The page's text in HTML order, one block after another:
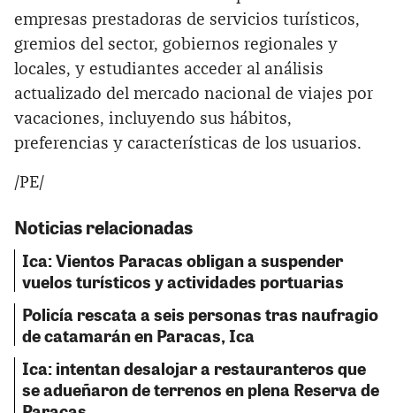
empresas prestadoras de servicios turísticos,
gremios del sector, gobiernos regionales y
locales, y estudiantes acceder al análisis
actualizado del mercado nacional de viajes por
vacaciones, incluyendo sus hábitos,
preferencias y características de los usuarios.
/PE/
Noticias relacionadas
Ica: Vientos Paracas obligan a suspender
vuelos turísticos y actividades portuarias
Policía rescata a seis personas tras naufragio
de catamarán en Paracas, Ica
Ica: intentan desalojar a restauranteros que
se adueñaron de terrenos en plena Reserva de